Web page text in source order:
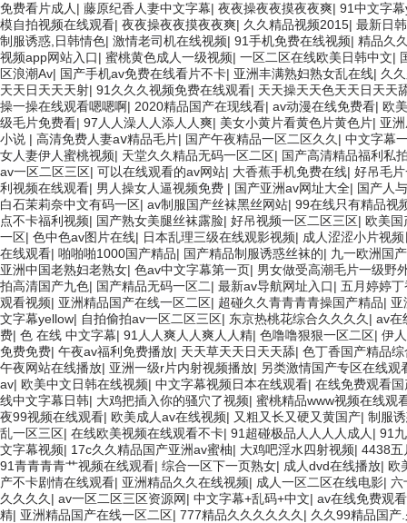
免费看片成人 | 藤原纪香人妻中文字幕| 夜夜操夜夜摸夜夜爽| 91中文字
模自拍视频在线观看| 夜夜操夜夜摸夜夜爽| 久久精品视频2015| 最新日
制服诱惑,日韩情色| 激情老司机在线视频| 91手机免费在线视频| 精品久
视频app网站入口| 蜜桃黄色成人一级视频| 一区二区在线欧美日韩中文|
区浪潮Av| 国产手机av免费在线看片不卡| 亚洲丰满熟妇熟女乱在线| 久
天天日天天天射| 91久久久视频免费在线观看| 天天操天天色天天日天天
操一操在线观看嗯嗯啊| 2020精品国产在现线看| av动漫在线免费看| 欧
级毛片免费看| 97人人澡人人添人人爽| 美女小黄片看黄色片黄色片| 亚
小说 | 高清免费人妻aⅴ精品毛片| 国产午夜精品一区二区久久 | 中文字幕
女人妻伊人蜜桃视频| 天堂久久精品无码一区二区| 国产高清精品福利私
av一区二区三区| 可以在线观看的av网站| 大香蕉手机免费在线| 好吊毛
利视频在线观看| 男人操女人逼视频免费 | 国产亚洲av网址大全| 国产人
白石茉莉奈中文有码一区| av制服国产丝袜黑丝网站| 99在线只有精品视
点不卡福利视频| 国产熟女美腿丝袜露脸| 好吊视频一区二区三区| 欧美国
一区| 色中色av图片在线| 日本乱理三级在线观影视频| 成人涩涩小片视
在线观看| 啪啪啪1000国产精品| 国产精品制服诱惑丝袜的| 九一欧洲国
亚洲中国老熟妇老熟女| 色av中文字幕第一页| 男女做受高潮毛片一级野
拍高清国产九色| 国产精品无码一区二| 最新av导航网址入口| 五月婷婷
观看视频| 亚洲精品国产在线一区二区| 超碰久久青青青青操国产精品| 亚
文字幕yellow| 自拍偷拍av一区二区三区| 东京热桃花综合久久久久 | av在
费| 色 在线 中文字幕| 91人人爽人人爽人人精| 色噜噜狠狠一区二区| 伊
免费免费| 午夜av福利免费播放| 天天草天天日天天舔| 色丁香国产精品
午夜网站在线播放| 亚洲一级r片内射视频播放| 另类激情国产专区在线观
av| 欧美中文日韩在线视频| 中文字幕视频日本在线观看| 在线免费观看
线中文字幕日韩| 大鸡把插入你的骚穴了视频| 蜜桃精品www视频在线观
夜99视频在线观看| 欧美成人av在线视频| 又粗又长又硬又黄国产| 制服
乱一区三区| 在线欧美视频在线观看不卡| 91超碰极品人人人人成人 | 91
文字幕视频| 17c久久精品国产亚洲av蜜柚| 大鸡吧淫水四射视频| 4438五
91青青青青艹视频在线观看| 综合一区下一页熟女| 成人dvd在线播放| 欧
产不卡剧情在线观看| 亚洲精品久久在线视频| 成人一区二区在线电影| 六
久久久久 | av一区二区三区资源网| 中文字幕+乱码+中文| av在线免费观
精| 亚洲精品国产在线一区二区| 777精品久久久久久久 | 久久99精品国产